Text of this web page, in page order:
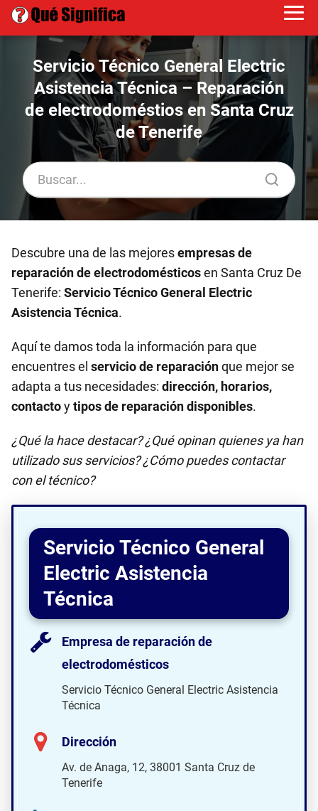
Servicio Técnico General Electric
Asistencia Técnica – Reparación
de electrodoméstios en Santa Cruz
de Tenerife
Descubre una de las mejoresempresas de
reparación de electrodomésticosen Santa Cruz De
Tenerife: Servicio Técnico General Electric
Asistencia Técnica.
Aquí te damos toda la información para que
encuentres el servicio de reparaciónque mejor se
adapta a tus necesidades: dirección, horarios,
contactoytipos de reparación disponibles.
¿Qué la hace destacar? ¿Qué opinan quienes ya han
utilizado sus servicios? ¿Cómo puedes contactar
con el técnico?
Servicio Técnico General
Electric Asistencia
Técnica
Empresa de reparación de
electrodomésticos
Servicio Técnico General Electric Asistencia
Técnica
Dirección
Av. de Anaga, 12, 38001 Santa Cruz de
Tenerife